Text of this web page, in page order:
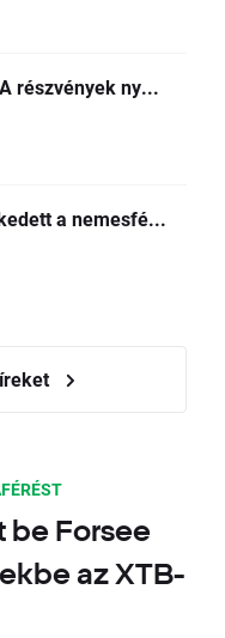
részvények ny...
a nemesfé...
be Forsee
az XTB-